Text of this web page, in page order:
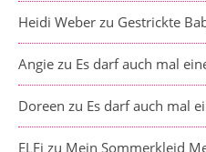
Heidi Weber zu Gestrickte
Angie zu Es darf auch mal
Doreen zu Es darf auch mal
ELFi zu Mein Sommerkleid